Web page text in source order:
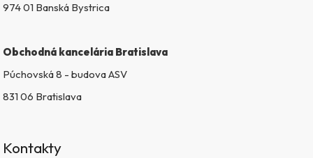
974 01 Banská Bystrica
Obchodná kancelária Bratislava
Púchovská 8 - budova ASV
831 06 Bratislava
Kontakty